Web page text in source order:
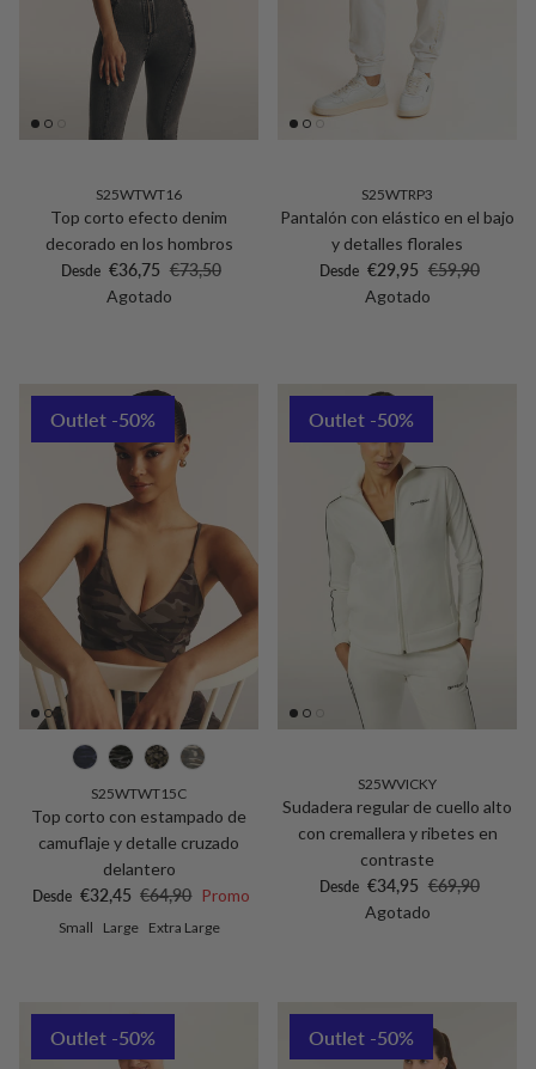
S25WTWT16
Top corto efecto denim
decorado en los hombros
Precio de venta
Desde €36,75 Precio normal
€73,50
Agotado
S25WTRP3
Pantalón con elástico en el bajo
y detalles florales
Precio de venta
Desde €29,95 Precio normal
€59,90
Agotado
Outlet -50%
S25WTWT15C
Top corto con estampado de
camuflaje y detalle cruzado
delantero
Precio de venta
Desde €32,45 Precio normal
€64,90 Promo
Small Large Extra Large
Outlet -50%
S25WVICKY
Sudadera regular de cuello alto
con cremallera y ribetes en
contraste
Precio de venta
Desde €34,95 Precio normal
€69,90
Agotado
Outlet -50% Outlet -50%